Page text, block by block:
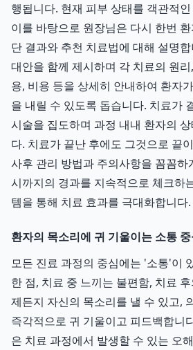
행됩니다. 현재 피부 상태를 객관적
이를 바탕으로 원장님은 다시 한번
단 결과와 추천 치료법에 대해 설명
대안을 함께 제시하며 각 치료의 원
용, 비용 등을 상세히 안내하여 환자
을 내릴 수 있도록 돕습니다. 치료가
시술을 집도하며 과정 내내 환자의
다. 치료가 끝난 후에도 그것으로 끝
사후 관리 방법과 주의사항을 꼼꼼하
시까지의 경과를 지속적으로 체크하
템을 통해 치료 효과를 극대화합니다.
환자의 목소리에 귀 기울이는 소통
모든 진료 과정의 중심에는 '소통'이
한 점, 치료 중 느끼는 불편함, 치료
제든지 자신의 목소리를 낼 수 있고,
즉각적으로 귀 기울이고 피드백합니
은 치료 과정에서 발생할 수 있는 오